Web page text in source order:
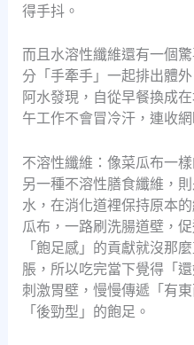
得手抖。
而且水溶性纖維還有一個
分「手牽手」一起排出體
阿水發現，自從早餐換成
午工作不會冒冷汗，連收
不溶性纖維：像菜瓜布一樣
另一種不溶性膳食纖維，
水，在消化道裡保持原本
瓜布，一路刷洗腸道壁，
「飽足感」的貢獻就沒那
脹，所以吃完當下覺得「
刺激胃壁，慢慢傳遞「有
「後勁型」的飽足。